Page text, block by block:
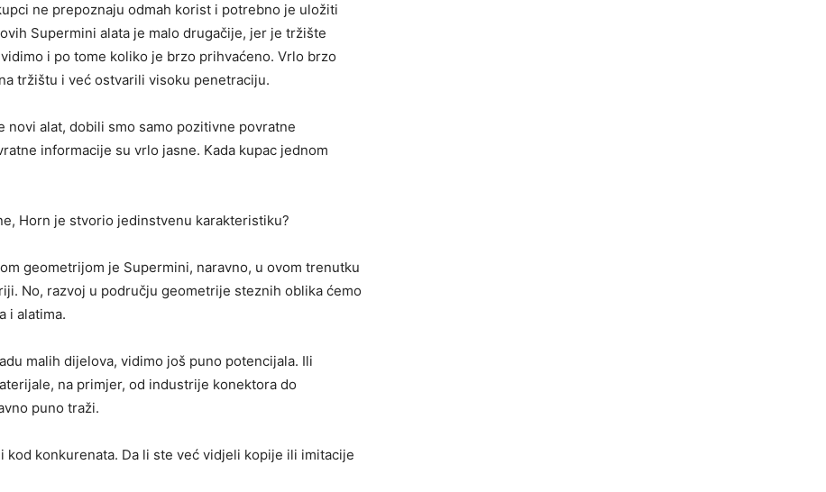
ne prepoznaju odmah korist i potrebno je uložiti
Supermini alata je malo drugačije, jer je tržište
i po tome koliko je brzo prihvaćeno. Vrlo brzo
tržištu i već ostvarili visoku penetraciju.
alat, dobili smo samo pozitivne povratne
informacije su vrlo jasne. Kada kupac jednom
Horn je stvorio jedinstvenu karakteristiku?
geometrijom je Supermini, naravno, u ovom trenutku
No, razvoj u području geometrije steznih oblika ćemo
i alatima.
malih dijelova, vidimo još puno potencijala. Ili
na primjer, od industrije konektora do
puno traži.
kod konkurenata. Da li ste već vidjeli kopije ili imitacije